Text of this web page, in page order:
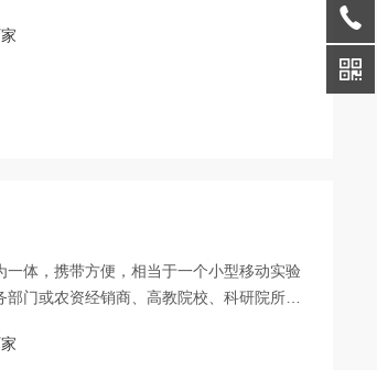
体，携带方便，相当于一个小型移动实验
门或农资经销商、高教院校、科研院所、